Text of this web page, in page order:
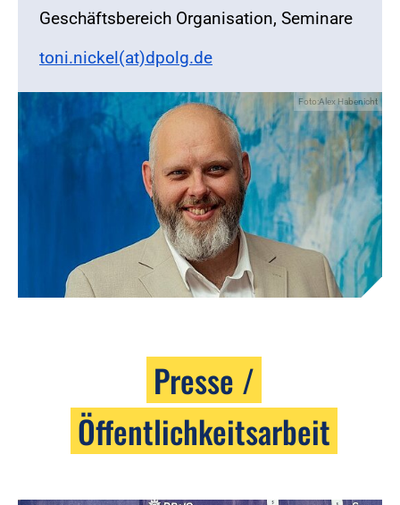
Geschäftsbereich Organisation, Seminare
toni.nickel(at)dpolg.de
Foto:Alex Habenicht
Presse /
Öffentlichkeitsarbeit